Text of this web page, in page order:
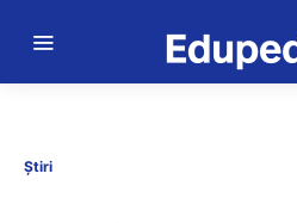
Știri